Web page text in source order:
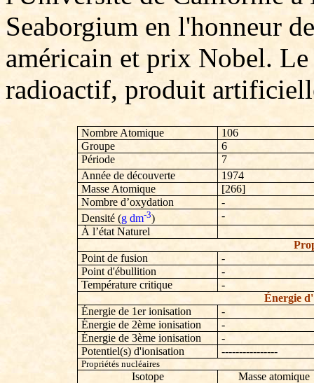
Seaborgium en l'honneur
américain et prix Nobel.
radioactif, produit
Nombre Atomique
106
Groupe
6
Période
7
Année de découverte
1974
Masse Atomique
[266]
Nombre d’oxydation
-
Densité (g dm-3)
-
À l’état Naturel
Point de fusion
-
Point d'ébullition
-
Température critique
-
Énergie
Énergie de 1er ionisation
-
Énergie de 2ème ionisation
-
Énergie de 3ème ionisation
-
Potentiel(s) d'ionisation
----------------
Propriétés nucléaires
Isotope Masse atomique